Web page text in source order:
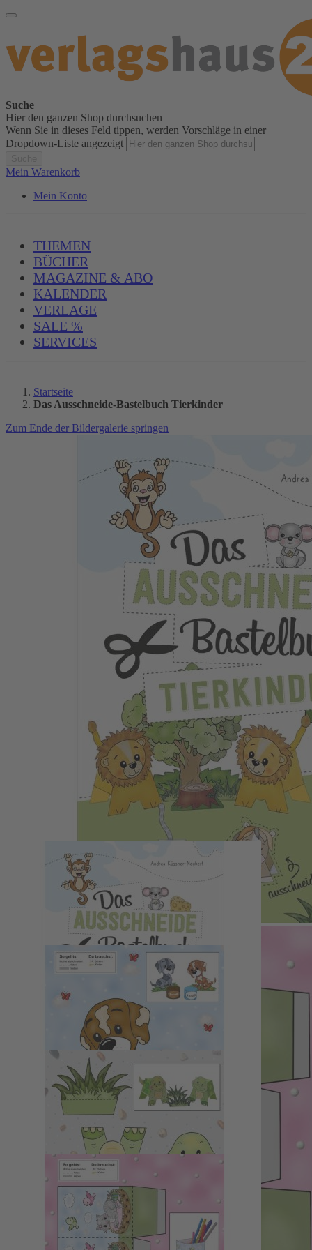
Suche
Hier den ganzen Shop durchsuchen
Wenn Sie in dieses Feld tippen, werden Vorschläge in einer
Dropdown-Liste angezeigt
Mein Warenkorb
Mein Konto
THEMEN
BÜCHER
MAGAZINE & ABO
KALENDER
VERLAGE
SALE %
SERVICES
Startseite
Das Ausschneide-Bastelbuch Tierkinder
Zum Ende der Bildergalerie springen
Das Ausschneide-Bastelbuch
Tierkinder
Andrea Küssner-Neubert
oder im Handel kaufen
Zur Wunschliste hinzufügen
Schneiden mit der Schere macht jedem Kind Spaß! Oft scheitert
dieses wichtige Feinmotorik Training nur an den passenden
Projekten. Da schafft dieses Bastelbuch Abhilfe: eine kreative
Kinderbeschäftigung mit Tiermotiven zum Anmalen, Ausschneiden
und Zusammenkleben. Ob Hundewelpen, Katzenbaby oder
Affenkind die niedlichen Zeichnungen gefallen jedem Vorschüler
und machen ihn flugs zum Ausschneide und Bastelprofi. Also:
Stifte, Schere und Klebstoff bereitlegen und los gehts! Bastelspaß
Autor:Innen-Information
Pressestimmen
Wir haben andere Produkte gefunden, die Ihnen gefallen